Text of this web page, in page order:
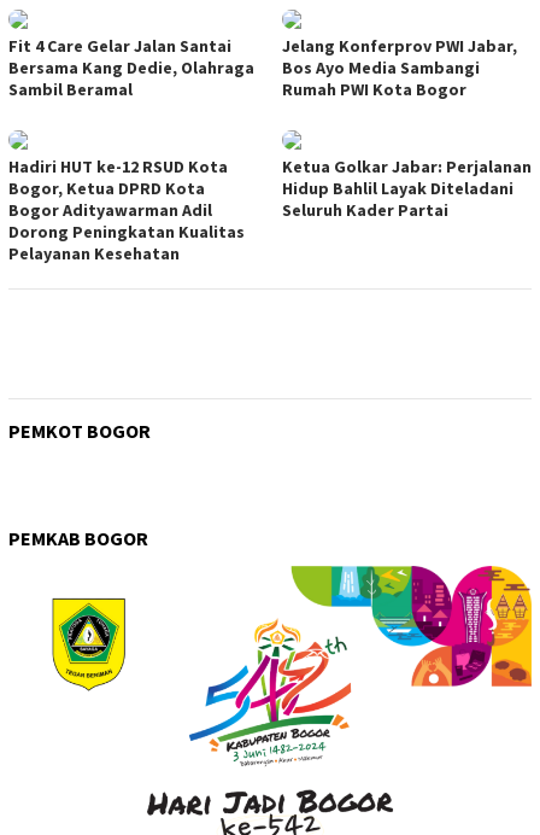
Fit 4 Care Gelar Jalan Santai
Bersama Kang Dedie, Olahraga
Sambil Beramal
Jelang Konferprov PWI Jabar,
Bos Ayo Media Sambangi
Rumah PWI Kota Bogor
Hadiri HUT ke-12 RSUD Kota
Bogor, Ketua DPRD Kota
Bogor Adityawarman Adil
Dorong Peningkatan Kualitas
Pelayanan Kesehatan
Ketua Golkar Jabar: Perjalanan
Hidup Bahlil Layak Diteladani
Seluruh Kader Partai
PEMKOT BOGOR
PEMKAB BOGOR